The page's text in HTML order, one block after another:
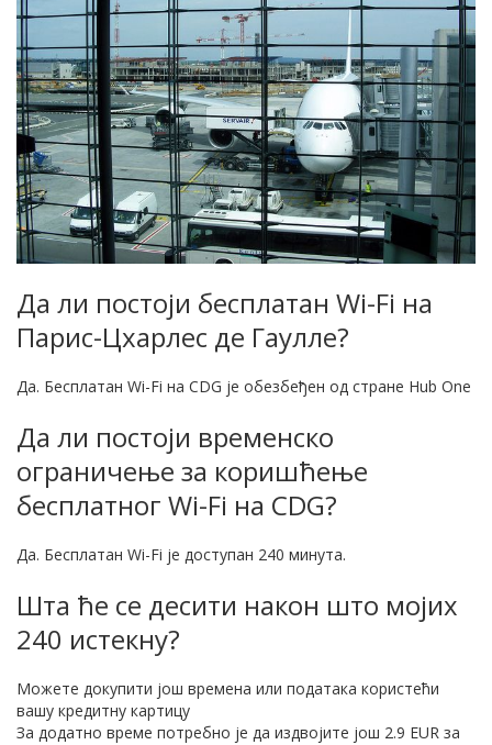
Да ли постоји бесплатан Wi-Fi на
Парис-Цхарлес де Гаулле?
Да. Бесплатан Wi-Fi на CDG је обезбеђен од стране Hub One
Да ли постоји временско
ограничење за коришћење
бесплатног Wi-Fi на CDG?
Да. Бесплатан Wi-Fi је доступан 240 минута.
Шта ће се десити након што мојих
240 истекну?
Можете докупити још времена или података користећи
вашу кредитну картицу
За додатно време потребно је да издвојите још 2.9 EUR за